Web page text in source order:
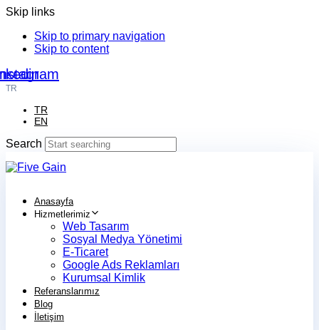
Skip links
Skip to primary navigation
Skip to content
TR
TR
EN
Search
Anasayfa
Hizmetlerimiz
Web Tasarım
Sosyal Medya Yönetimi
E-Ticaret
Google Ads Reklamları
Kurumsal Kimlik
Referanslarımız
Blog
İletişim